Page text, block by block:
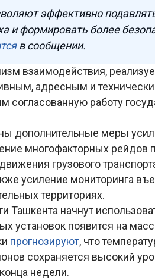
эффективно
и формировать более
в сообщении.
взаимодействия,
адресным и
работу
дополнительные меры
многофакторных рейдов
грузового
усиление мониторинга
территориях.
Ташкента начнут
установок появится на
прогнозируют, что
сохраняется высокий
недели.